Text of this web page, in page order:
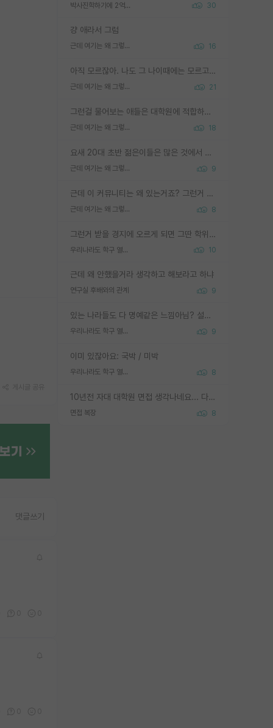
박사진학하기에 2억은 괜찮은 (?) 정도의 경제력인가요 30
걍 애라서 그럼
근데 여기는 왜 그렇게 SPK를 물어보는거임? 16
아직 모르잖아. 나도 그 나이때에는 모르고 평가 받고 안심하고 싶었어.
근데 여기는 왜 그렇게 SPK를 물어보는거임? 21
그런걸 물어보는 애들은 대학원에 적합하지 않다
근데 여기는 왜 그렇게 SPK를 물어보는거임? 18
요새 20대 초반 젊은이들은 많은 것에서 가성비를 따지더라고요. 내가 이 정도 인풋을 넣었을 때 그만큼 아웃풋이 나올 것인가? 사실 아웃풋이 인풋 대비 리니어하게 나오지 않는 영역을 시도하기 싫어한다는 느낌입니다.
근데 여기는 왜 그렇게 SPK를 물어보는거임? 9
근데 이 커뮤니티는 왜 있는거죠? 그런거 쉽게 물어볼수있어서 있는거 아닌가요? 그렇게 보기 싫으면 커뮤니티도 하지마시지 그러면
근데 여기는 왜 그렇게 SPK를 물어보는거임? 8
그런거 받을 경지에 오르게 되면 그딴 학위명이 필요없음
우리나라도 학구 열풍보면 Higher Doctorate 학위가 필요하다고 봅니다. 10
근데 왜 안했을거라 생각하고 해보라고 하냐
연구실 후배와의 관계 9
있는 나라들도 다 명예같은 느낌아님? 설마 박사끼리 등급나눠서 학위수여하자 같은 헛소리는 아니지? ㅋㅋ
우리나라도 학구 열풍보면 Higher Doctorate 학위가 필요하다고 봅니다. 9
이미 있잖아요: 국박 / 미박
우리나라도 학구 열풍보면 Higher Doctorate 학위가 필요하다고 봅니다. 8
10년전 자대 대학원 면접 생각나네요... 다들 양복에 넥타이까지 하고 갔더니, 국회의원 출마하냐고 놀리셨던. (면접질문내용: 증명사진에선 두상이 계란형인데, 실제론 그렇지 않다. 증명사진이 뭘 증명하고 있는거냐)ㅋㅋㅋㅋ
면접 복장 8
댓글쓰기